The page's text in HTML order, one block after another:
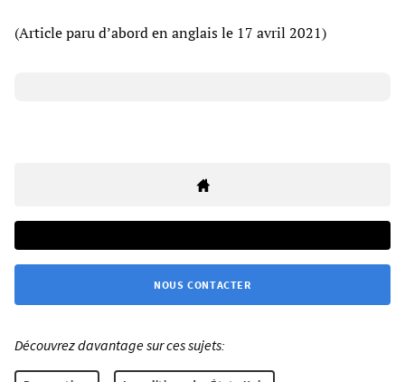
(Article paru d’abord en anglais le 17 avril 2021)
NOUS CONTACTER
Découvrez davantage sur ces sujets: